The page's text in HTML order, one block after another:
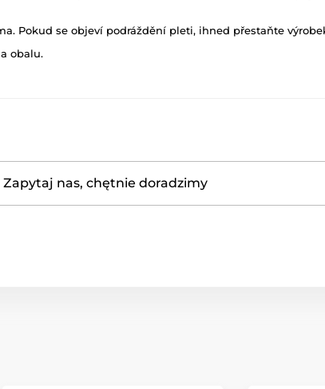
Pokud se objeví podráždění pleti, ihned přestaňte
obalu.
nas, chętnie doradzimy